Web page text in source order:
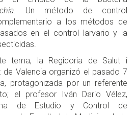
Un método de control
a los métodos de
en el control larvario y la
tema, la Regidoria de Salut i
de Valencia organizó el pasado 7
protagonizada por un referente
el profesor Iván Dario Vélez,
de Estudio y Control de